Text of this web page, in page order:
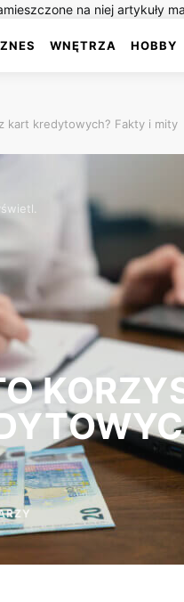
na niej artykuły
WNĘTRZA HOBBY
kart kredytowych? Fakty i mity